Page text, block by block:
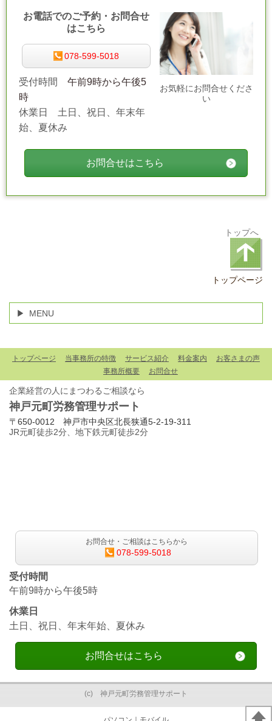
お気軽にお問合せくださ
い
お電話でのご予約・お問合せ
はこちら
078-599-5018
受付時間 午前9時から午後5
時
休業日 土日、祝日、年末年
始、夏休み
お問合せはこちら
トップへ
トップページ
MENU
トップページ 当事務所の特徴 サービス紹介 料金案内
お客さまの声
事務所概要
お問合せ
企業経営の人にまつわるご相談なら
神戸元町労務管理サポート
〒650-0012 神戸市中央区北長狭通5-2-19-311
JR元町徒歩2分、地下鉄元町徒歩2分
お問合せ・ご相談はこちらから
078-599-5018
受付時間
午前9時から午後5時
休業日
土日、祝日、年末年始、夏休み
お問合せはこちら
(c) 神戸元町労務管理サポート